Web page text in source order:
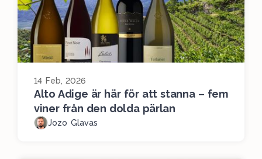
14 Feb, 2026
Alto Adige är här för att stanna – fem
viner från den dolda pärlan
Jozo Glavas